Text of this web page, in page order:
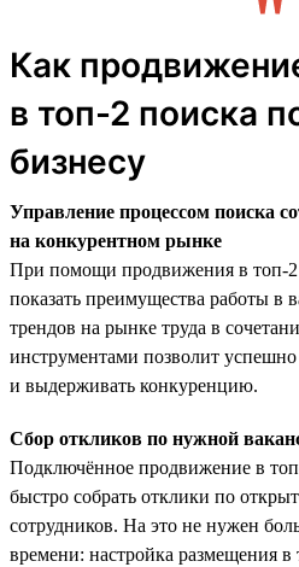
Как
в топ-2 поиска
бизнесу
Управление процессом поиска
на конкурентном рынке
При помощи продвижения в топ-
показать преимущества работы в
трендов на рынке труда в
инструментами позволит
и выдерживать конкуренцию.
Сбор откликов по нужной
Подключённое продвижение в
быстро собрать отклики по
сотрудников. На это не нужен
времени: настройка размещения в